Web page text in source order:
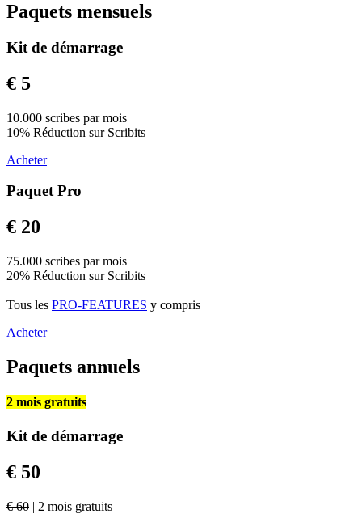
Paquets mensuels
Kit de démarrage
€ 5
10.000 scribes par mois
10% Réduction sur Scribits
Acheter
Paquet Pro
€ 20
75.000 scribes par mois
20% Réduction sur Scribits
Tous les PRO-FEATURES y compris
Acheter
Paquets annuels
2 mois gratuits
Kit de démarrage
€ 50
€ 60 | 2 mois gratuits